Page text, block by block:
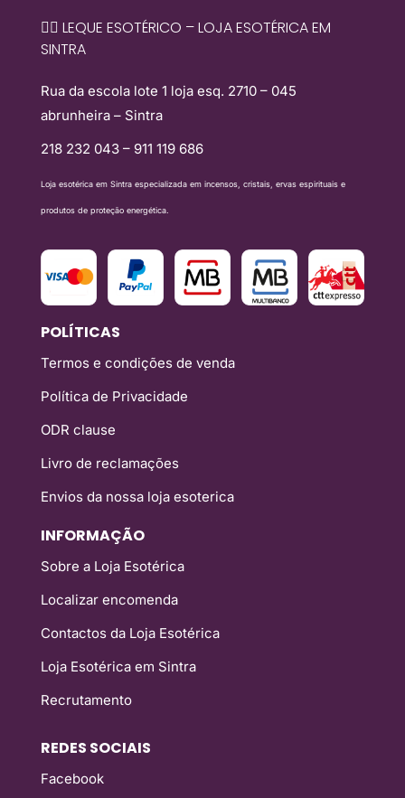
🧙‍♀️ LEQUE ESOTÉRICO – LOJA ESOTÉRICA EM
SINTRA
Rua da escola lote 1 loja esq. 2710 – 045
abrunheira – Sintra
218 232 043 – 911 119 686
Loja esotérica em Sintra especializada em incensos, cristais, ervas espirituais e
produtos de proteção energética.
POLÍTICAS
Termos e condições de venda
Política de Privacidade
ODR clause
Livro de reclamações
Envios da nossa loja esoterica
INFORMAÇÃO
Sobre a Loja Esotérica
Localizar encomenda
Contactos da Loja Esotérica
Loja Esotérica em Sintra
Recrutamento
REDES SOCIAIS
Facebook